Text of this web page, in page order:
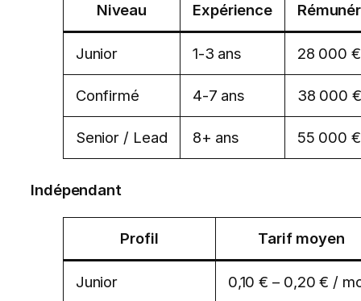
Niveau Expérience
Junior 1-3 ans 28 000
Confirmé 4-7 ans 38 000
Senior / Lead 8+ ans 55 000
Indépendant
Profil Tarif moyen
Junior 0,10 € – 0,20 € /